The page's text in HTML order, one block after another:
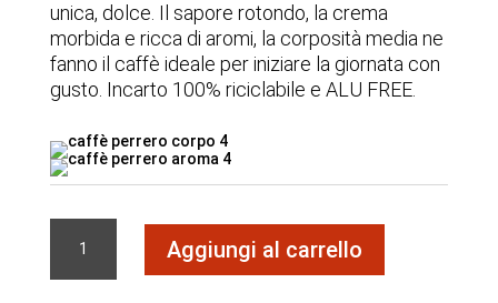
unica, dolce. Il sapore rotondo, la crema
morbida e ricca di aromi, la corposità media ne
fanno il caffè ideale per iniziare la giornata con
gusto. Incarto 100% riciclabile e ALU FREE.
ESPRESSO
quantità
Aggiungi al carrello